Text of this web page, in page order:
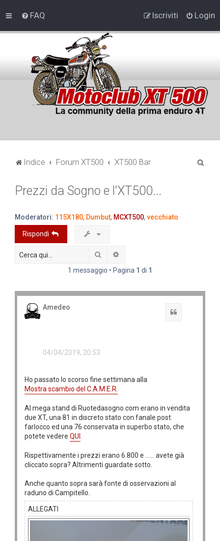
FAQ Login
Iscriviti
Indice Forum XT500 XT500 Bar
Prezzi da Sogno e l'XT500...
Moderatori: 115X180, Dumbut, MCXT500, vecchiato
Rispondi
Cerca
1 messaggio • Pagina 1 di 1
Amedeo
04/04/2019, 20:53
Ho passato lo scorso fine settimana alla
Mostra scambio del C.A.M.E.R.
Al mega stand di Ruotedasogno.com erano in vendita
due XT, una 81 in discreto stato con fanale post.
farlocco ed una 76 conservata in superbo stato, che
potete vedere QUI
Rispettivamente i prezzi erano 6.800 e ...... avete già
cliccato sopra? Altrimenti guardate sotto.
Anche quanto sopra sarà fonte di osservazioni al
raduno di Campitello.
ALLEGATI